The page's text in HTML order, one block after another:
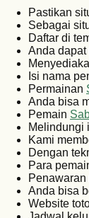
Pastikan
Sebagai
Daftar di
Anda dapat
Isi nama
Permainan
Anda bisa
Pemain
Melindungi
Kami
Dengan
Para
Anda bisa
Website